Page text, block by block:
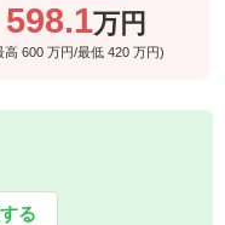
598.1万円
高600万円/最低420万円)
る